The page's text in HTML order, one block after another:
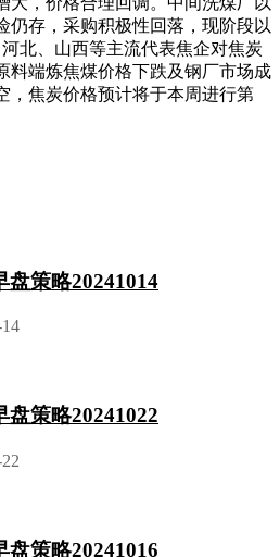
仍存，采购积极性回落，现阶段以
北、山西等主流代表焦企对焦炭
料端炼焦煤价格下跌及钢厂市场成
，焦炭价格预计将于本周进行第
策略20241014
策略20241022
策略20241016